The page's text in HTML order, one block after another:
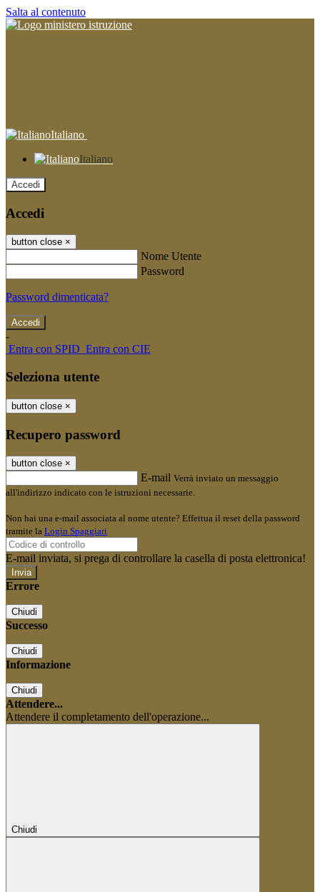
Salta al contenuto
Italiano
Italiano
Accedi
Accedi
button close ×
Nome Utente
Password
Password dimenticata?
-
Entra con SPID Entra con CIE
Seleziona utente
button close ×
Recupero password
button close ×
E-mail Verrà inviato un messaggio
all'indirizzo indicato con le istruzioni necessarie.
Non hai una e-mail associata al nome utente? Effettua il reset della password
tramite la Login Spaggiari
E-mail inviata, si prega di controllare la casella di posta elettronica!
Errore
Chiudi
Successo
Chiudi
Informazione
Chiudi
Attendere...
Attendere il completamento dell'operazione...
Chiudi